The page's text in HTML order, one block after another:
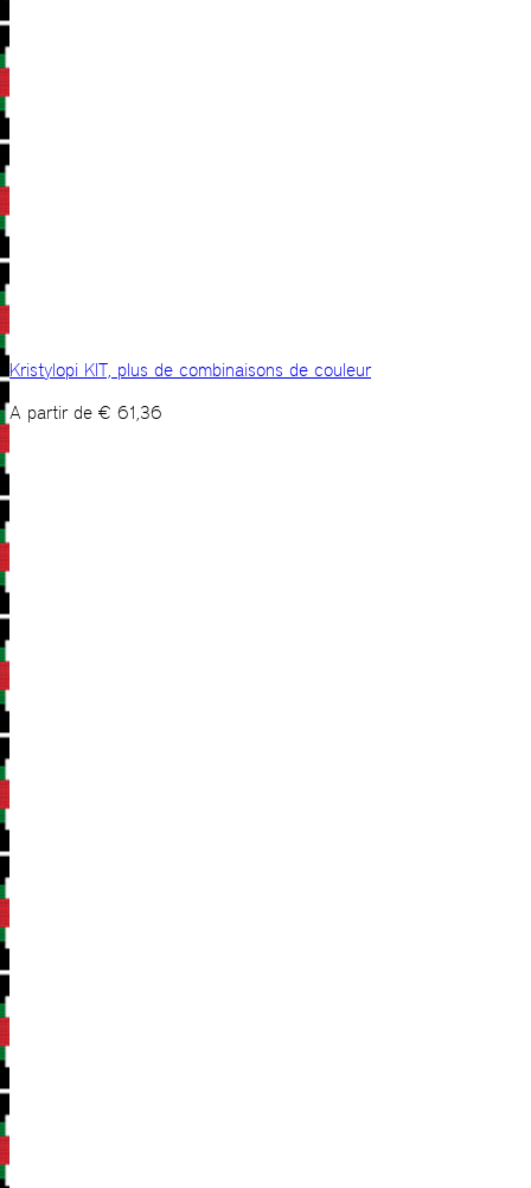
Kristylopi KIT, plus de combinaisons de couleur
A partir de € 61,36